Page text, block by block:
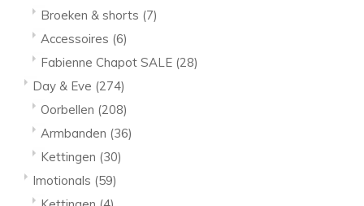
Broeken & shorts (7)
Accessoires (6)
Fabienne Chapot SALE (28)
Day & Eve (274)
Oorbellen (208)
Armbanden (36)
Kettingen (30)
Imotionals (59)